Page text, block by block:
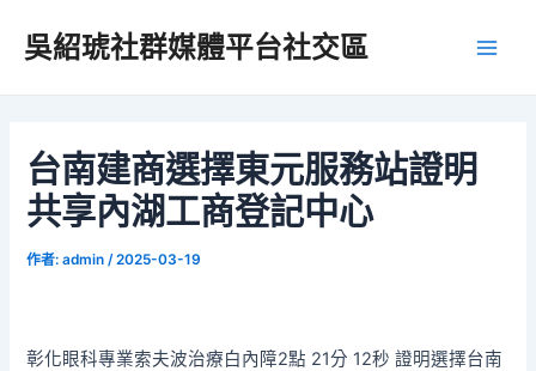
吳紹琥社群媒體平台社交區
台南建商選擇東元服務站證明
共享內湖工商登記中心
作者:admin /2025-03-19
彰化眼科專業索夫波治療白內障2點 21分 12秒 證明選擇台南